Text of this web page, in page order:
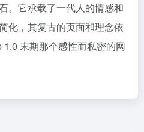
。它承载了一代人的情感和
化，其复古的页面和理念依
末期那个感性而私密的网